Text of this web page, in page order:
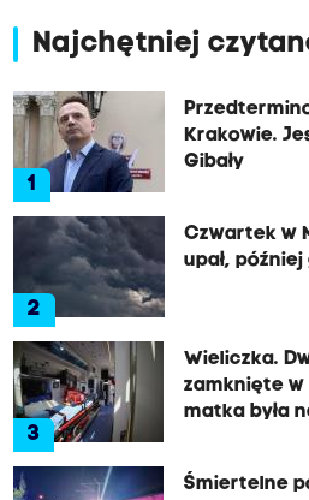
Najchętniej
1
Krakowie.
Gibały
2
Czwartek w
upał,
3
Wieliczka.
zamknięte w
matka była
Śmiertelne